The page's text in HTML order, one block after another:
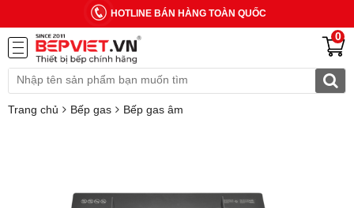
HOTLINE BÁN HÀNG TOÀN QUỐC
0
Trang chủ Bếp gas Bếp gas âm